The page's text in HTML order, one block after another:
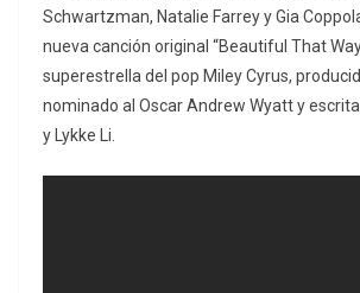
Schwartzman, Natalie Farrey y Gia
nueva canción original “Beautiful That
superestrella del pop Miley Cyrus,
nominado al Oscar Andrew Wyatt y
y Lykke Li.